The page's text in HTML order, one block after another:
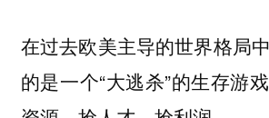
在过去欧美主导的世界格局
的是一个“大逃杀”的生存游